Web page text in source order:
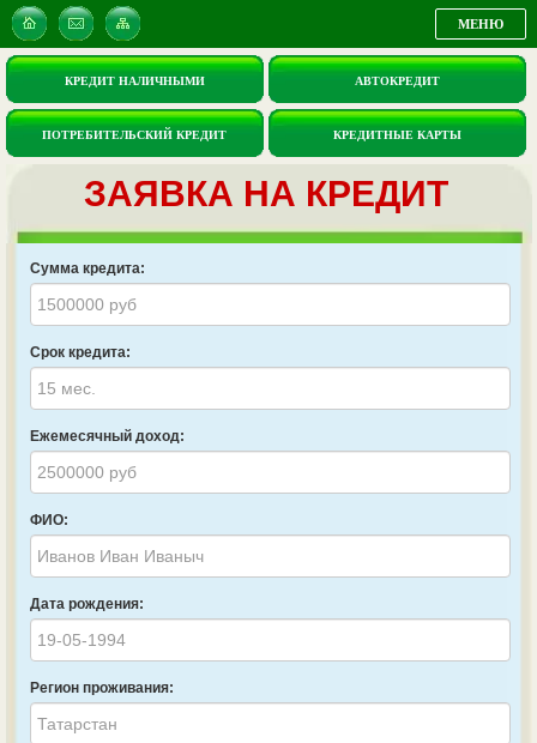
МЕНЮ
КРЕДИТ НАЛИЧНЫМИ АВТОКРЕДИТ
ПОТРЕБИТЕЛЬСКИЙ КРЕДИТ КРЕДИТНЫЕ КАРТЫ
ЗАЯВКА НА КРЕДИТ
Сумма кредита:
Срок кредита:
Ежемесячный доход:
ФИО:
Дата рождения:
Регион проживания: